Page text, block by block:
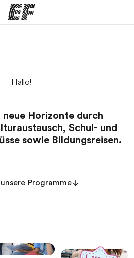
Hallo!
Horizonte durch
Schul- und
sowie Bildungsreisen.
Programme